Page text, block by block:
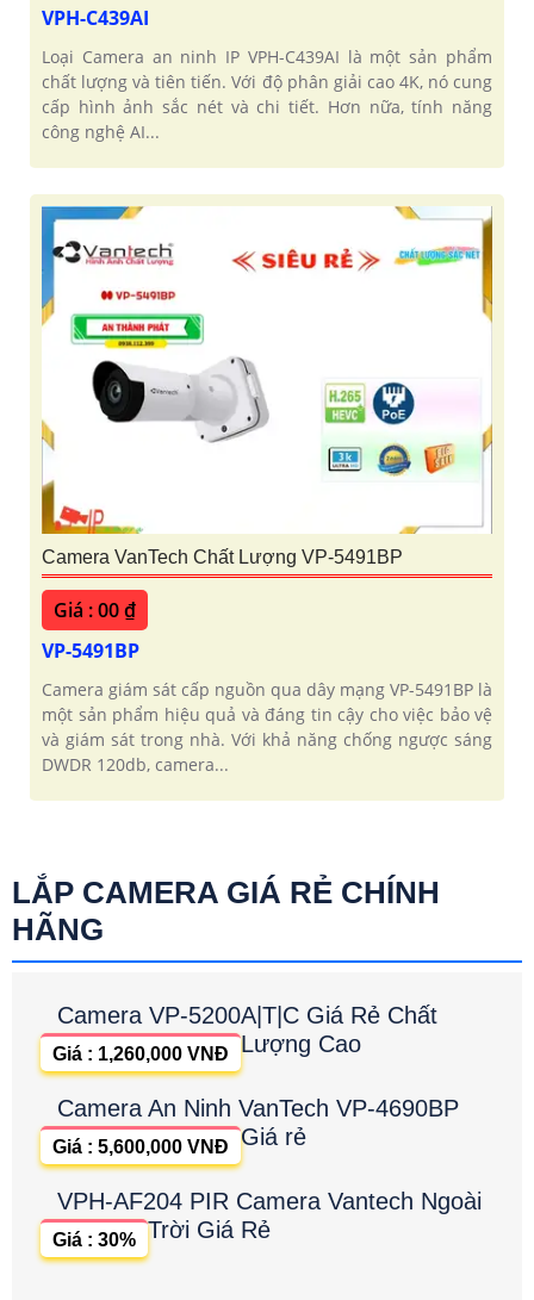
VPH-C439AI
Loại Camera an ninh IP VPH-C439AI là một sản phẩm
chất lượng và tiên tiến. Với độ phân giải cao 4K, nó cung
cấp hình ảnh sắc nét và chi tiết. Hơn nữa, tính năng
công nghệ AI...
Camera VanTech Chất Lượng VP-5491BP
Giá : 00 ₫
VP-5491BP
Camera giám sát cấp nguồn qua dây mạng VP-5491BP là
một sản phẩm hiệu quả và đáng tin cậy cho việc bảo vệ
và giám sát trong nhà. Với khả năng chống ngược sáng
DWDR 120db, camera...
LẮP CAMERA GIÁ RẺ CHÍNH
HÃNG
Camera VP-5200A|T|C Giá Rẻ Chất
Lượng Cao
Giá : 1,260,000 VNĐ
Camera An Ninh VanTech VP-4690BP
Giá rẻ
Giá : 5,600,000 VNĐ
VPH-AF204 PIR Camera Vantech Ngoài
Trời Giá Rẻ
Giá : 30%